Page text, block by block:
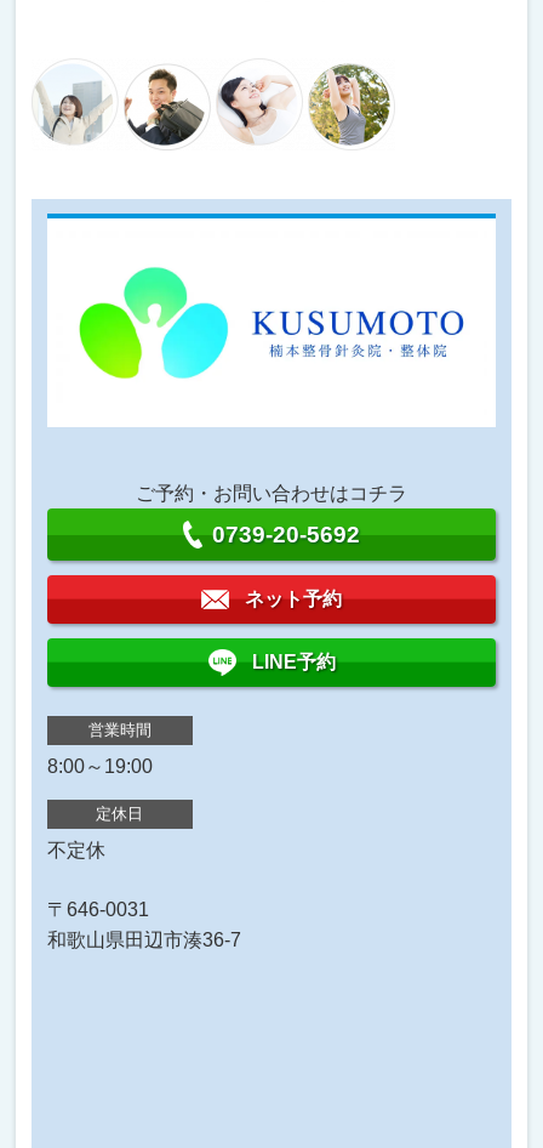
ご予約・お問い合わせはコチラ
0739-20-5692
ネット予約
LINE予約
営業時間
8:00～19:00
定休日
不定休
〒646-0031
和歌山県田辺市湊36-7